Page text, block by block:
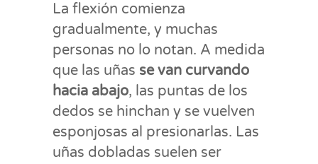
La flexión comienza
gradualmente, y muchas
personas no lo notan. A medida
que las uñas se van curvando
hacia abajo, las puntas de los
dedos se hinchan y se vuelven
esponjosas al presionarlas. Las
uñas dobladas suelen ser